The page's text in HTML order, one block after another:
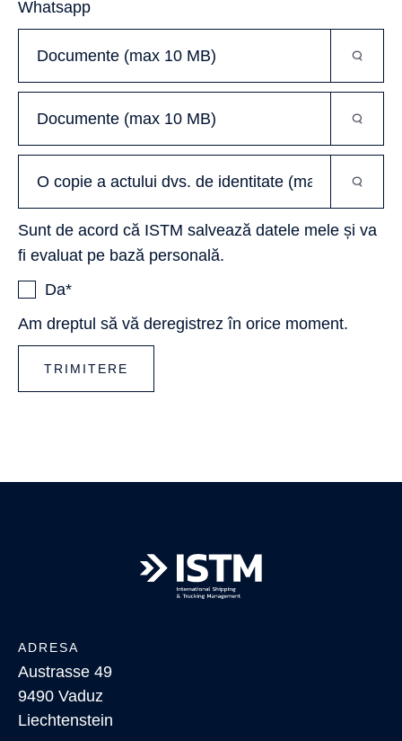
Whatsapp
Sunt de acord că ISTM salvează datele mele și va
fi evaluat pe bază personală.
Da*
Am dreptul să vă deregistrez în orice moment.
TRIMITERE
ADRESA
Austrasse 49
9490 Vaduz
Liechtenstein